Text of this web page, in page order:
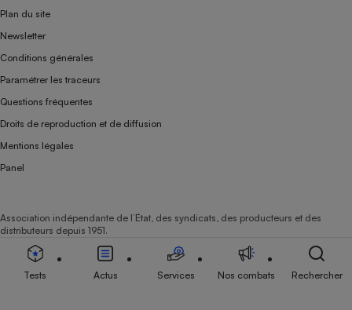
Plan du site
Newsletter
Conditions générales
Paramétrer les traceurs
Questions fréquentes
Droits de reproduction et de diffusion
Mentions légales
Panel
Association indépendante de l’État, des syndicats, des producteurs et des
distributeurs depuis 1951.
Tests Actus Services Nos combats Rechercher